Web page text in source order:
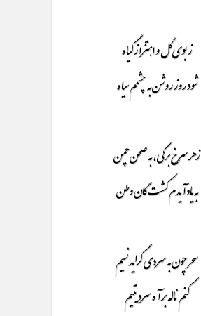
ز بوی گل و اهتزاز گیاه
شود روز روشن به چشمم سیاه
زهر سرخ برگی ، به صحن چمن
به یاد آیدم کشت گان وطن
سحر چون به سردی گراید نسیم
کنم ناله بر آه سرد یتیم